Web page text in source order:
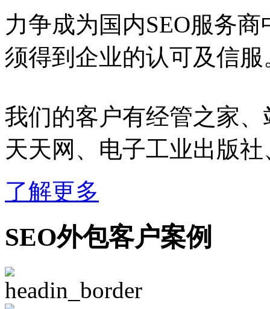
力争成为国内SEO服务
须得到企业的认可及信服
我们的客户有经管之家
天天网、电子工业出版
了解更多
SEO外包客户案例